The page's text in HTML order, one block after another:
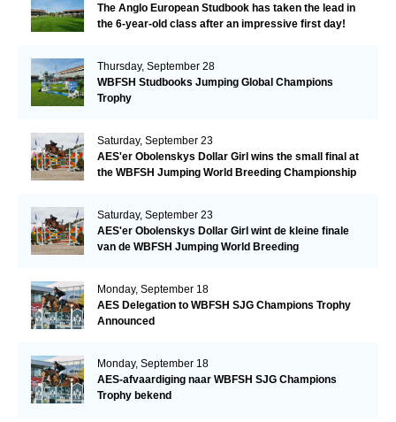
The Anglo European Studbook has taken the lead in
the 6-year-old class after an impressive first day!​
Thursday, September 28
WBFSH Studbooks Jumping Global Champions
Trophy
Saturday, September 23
AES'er Obolenskys Dollar Girl wins the small final at
the WBFSH Jumping World Breeding Championship
Saturday, September 23
AES'er Obolenskys Dollar Girl wint de kleine finale
van de WBFSH Jumping World Breeding
Monday, September 18
AES Delegation to WBFSH SJG Champions Trophy
Announced
Monday, September 18
AES-afvaardiging naar WBFSH SJG Champions
Trophy bekend